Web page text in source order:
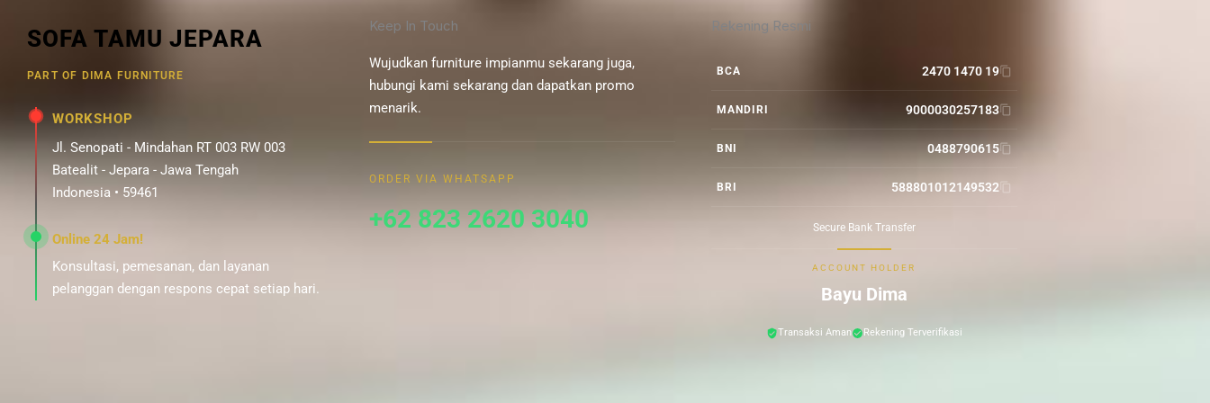
SOFA TAMU JEPARA
PART OF DIMA FURNITURE
WORKSHOP
Jl. Senopati - Mindahan RT 003 RW 003
Batealit - Jepara - Jawa Tengah
Indonesia • 59461
Online 24 Jam!
Konsultasi, pemesanan, dan layanan
pelanggan dengan respons cepat setiap hari.
Keep In Touch
Wujudkan furniture impianmu sekarang juga,
hubungi kami sekarang dan dapatkan promo
menarik.
ORDER VIA WHATSAPP
+62 823 2620 3040
Rekening Resmi
BCA 2470 1470 19
MANDIRI 9000030257183
BNI 0488790615
BRI 588801012149532
Secure Bank Transfer
ACCOUNT HOLDER
Bayu Dima
Transaksi Aman Rekening Terverifikasi